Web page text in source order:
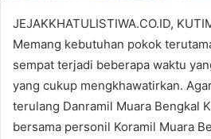
JEJAKKHATULISTIWA.CO.ID,
Memang kebutuhan pokok
sempat terjadi beberapa waktu
yang cukup mengkhawatirkan.
terulang Danramil Muara Bengkal
bersama personil Koramil Muara